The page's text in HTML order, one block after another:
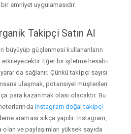
emniyet uygulamasıdır.
Takipçi Satın Al
büyüyüp güçlenmesi kullananların
Eğer bir işletme hesabı
da sağlanır. Çünkü takipçi sayısı
ulaşmak, potansiyel müşterileri
para kazanmak olası olacaktır. Bu
instagram doğal takipçi
araması sıkça yapılır. Instagram,
ve paylaşımları yüksek sayıda